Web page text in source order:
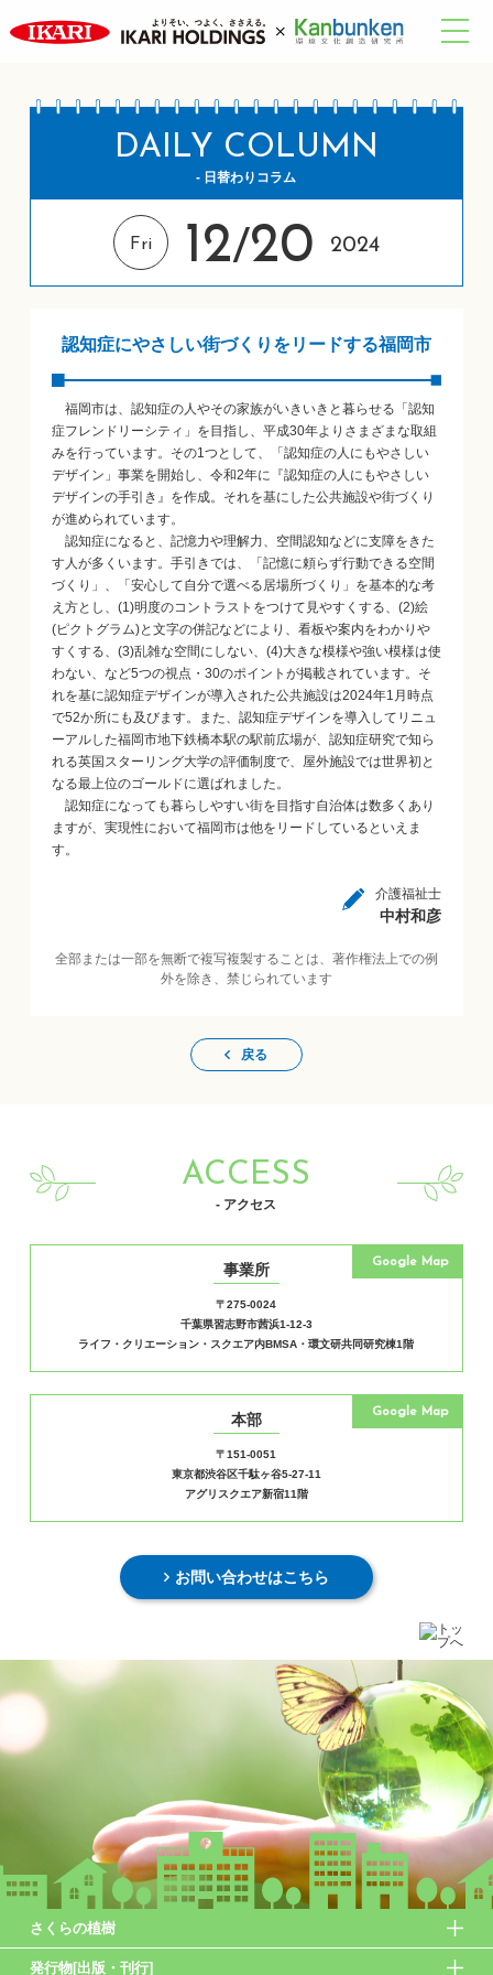
DAILY COLUMN
- 日替わりコラム
Fri 12/20 2024
認知症にやさしい街づくりをリードする福岡市
福岡市は、認知症の人やその家族がいきいきと暮らせる「認知
症フレンドリーシティ」を目指し、平成30年よりさまざまな取組
みを行っています。その1つとして、「認知症の人にもやさしい
デザイン」事業を開始し、令和2年に『認知症の人にもやさしい
デザインの手引き』を作成。それを基にした公共施設や街づくり
が進められています。
認知症になると、記憶力や理解力、空間認知などに支障をきた
す人が多くいます。手引きでは、「記憶に頼らず行動できる空間
づくり」、「安心して自分で選べる居場所づくり」を基本的な考
え方とし、(1)明度のコントラストをつけて見やすくする、(2)絵
(ピクトグラム)と文字の併記などにより、看板や案内をわかりや
すくする、(3)乱雑な空間にしない、(4)大きな模様や強い模様は使
わない、など5つの視点・30のポイントが掲載されています。そ
れを基に認知症デザインが導入された公共施設は2024年1月時点
で52か所にも及びます。また、認知症デザインを導入してリニュ
ーアルした福岡市地下鉄橋本駅の駅前広場が、認知症研究で知ら
れる英国スターリング大学の評価制度で、屋外施設では世界初と
なる最上位のゴールドに選ばれました。
認知症になっても暮らしやすい街を目指す自治体は数多くあり
ますが、実現性において福岡市は他をリードしているといえま
す。
介護福祉士
中村和彦
全部または一部を無断で複写複製することは、著作権法上での例
外を除き、禁じられています
戻る
ACCESS
- アクセス
事業所
〒275-0024
千葉県習志野市茜浜1-12-3
ライフ・クリエーション・スクエア内BMSA・環文研共同研究棟1階
Google Map
本部
〒151-0051
東京都渋谷区千駄ヶ谷5-27-11
アグリスクエア新宿11階
Google Map
お問い合わせはこちら
さくらの植樹
発行物[出版・刊行]